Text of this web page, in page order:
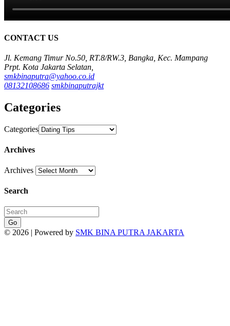
CONTACT US
Jl. Kemang Timur No.50, RT.8/RW.3, Bangka, Kec. Mampang
Prpt. Kota Jakarta Selatan,
smkbinaputra@yahoo.co.id
08132108686 smkbinaputrajkt
Categories
Categories
Archives
Archives
Search
Go
© 2026 | Powered by SMK BINA PUTRA JAKARTA